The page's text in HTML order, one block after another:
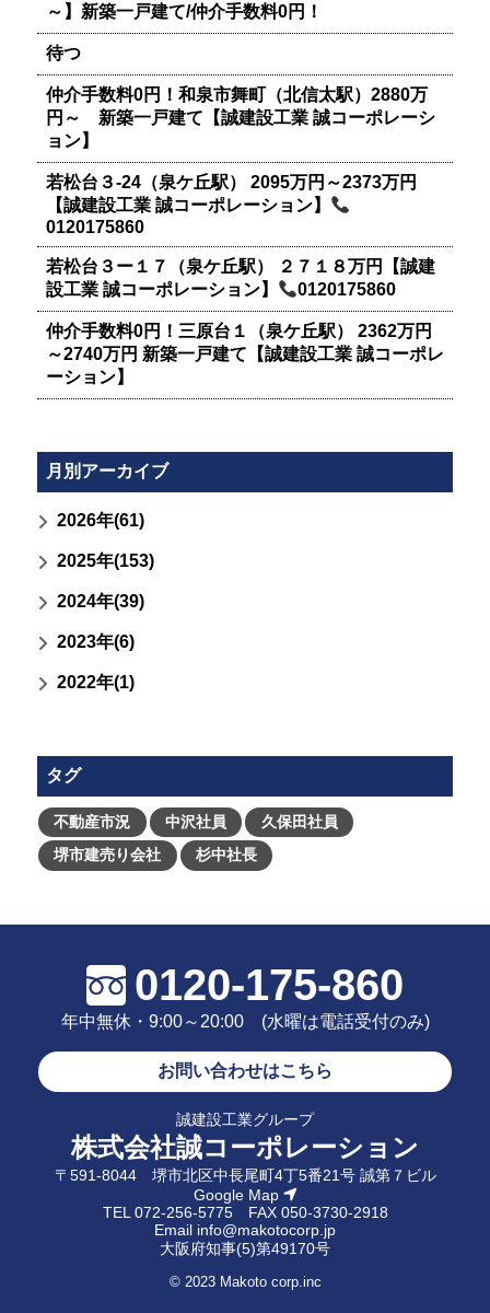
～】新築一戸建て/仲介手数料0円！
待つ
仲介手数料0円！和泉市舞町（北信太駅）2880万
円～ 新築一戸建て【誠建設工業 誠コーポレーシ
ョン】
若松台３-24（泉ケ丘駅） 2095万円～2373万円
【誠建設工業 誠コーポレーション】
0120175860
若松台３ー１７（泉ケ丘駅） ２７１８万円【誠建
設工業 誠コーポレーション】
0120175860
仲介手数料0円！三原台１（泉ケ丘駅） 2362万円
～2740万円 新築一戸建て【誠建設工業 誠コーポレ
ーション】
月別アーカイブ
2026年(61)
2025年(153)
2024年(39)
2023年(6)
2022年(1)
タグ
不動産市況 中沢社員
久保田社員
堺市建売り会社
杉中社長
誠建設工業グループ
株式会社誠コーポレーション
〒591-8044 堺市北区中長尾町4丁5番21号 誠第７ビル
Google Map
TEL 072-256-5775FAX 050-3730-2918
Email info@makotocorp.jp
大阪府知事(5)第49170号
© 2023 Makoto corp.inc
0120-175-860
年中無休・9:00～20:00 (水曜は電話受付のみ)
お問い合わせはこちら